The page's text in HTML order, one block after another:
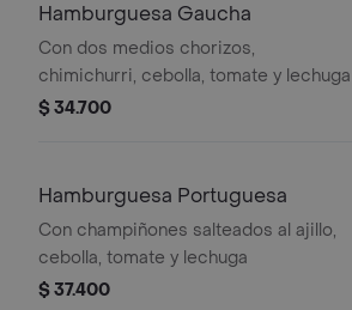
Hamburguesa Gaucha
Con dos medios chorizos,
chimichurri, cebolla, tomate y lechuga
$ 34.700
Hamburguesa Portuguesa
Con champiñones salteados al ajillo,
cebolla, tomate y lechuga
$ 37.400